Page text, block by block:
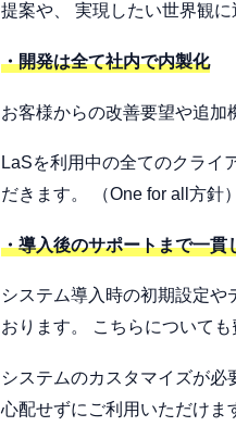
提案や、 実現したい世界観
・開発は全て社内で内製化
お客様からの改善要望や追加
LaSを利用中の全てのクライ
だきます。 （One for all方針）
・導入後のサポートまで一貫
システム導入時の初期設定
おります。 こちらについても
システムのカスタマイズが
心配せずにご利用いただけま